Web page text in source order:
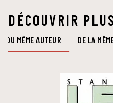
DÉCOUVRIR
DU MÊME AUTEUR DE LA